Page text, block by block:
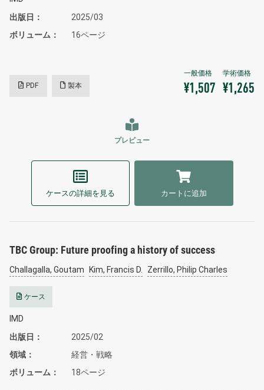
出版日
2025/03
ボリューム
16ページ
PDF 製本 ¥1,507 ¥1,265
プレビュー
ケースの詳細を見る カートに追加
TBC Group: Future proofing a history of success
Challagalla, Goutam Kim, Francis D. Zerrillo, Philip Charles
ケース
IMD
出版日
2025/02
領域
経営・戦略
ボリューム
18ページ